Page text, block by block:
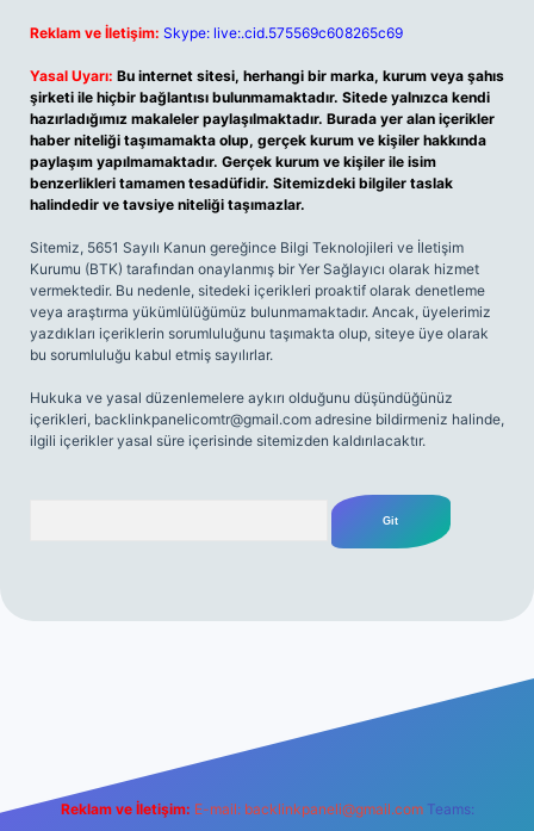
Reklam ve İletişim: Skype: live:.cid.575569c608265c69
Yasal Uyarı: Bu internet sitesi, herhangi bir marka, kurum veya şahıs
şirketi ile hiçbir bağlantısı bulunmamaktadır. Sitede yalnızca kendi
hazırladığımız makaleler paylaşılmaktadır. Burada yer alan içerikler
haber niteliği taşımamakta olup, gerçek kurum ve kişiler hakkında
paylaşım yapılmamaktadır. Gerçek kurum ve kişiler ile isim
benzerlikleri tamamen tesadüfidir. Sitemizdeki bilgiler taslak
halindedir ve tavsiye niteliği taşımazlar.
Sitemiz, 5651 Sayılı Kanun gereğince Bilgi Teknolojileri ve İletişim
Kurumu (BTK) tarafından onaylanmış bir Yer Sağlayıcı olarak hizmet
vermektedir. Bu nedenle, sitedeki içerikleri proaktif olarak denetleme
veya araştırma yükümlülüğümüz bulunmamaktadır. Ancak, üyelerimiz
yazdıkları içeriklerin sorumluluğunu taşımakta olup, siteye üye olarak
bu sorumluluğu kabul etmiş sayılırlar.
Hukuka ve yasal düzenlemelere aykırı olduğunu düşündüğünüz
içerikleri, backlinkpanelicomtr@gmail.com adresine bildirmeniz halinde,
ilgili içerikler yasal süre içerisinde sitemizden kaldırılacaktır.
Reklam ve İletişim: E-mail: backlinkpaneli@gmail.com Teams: